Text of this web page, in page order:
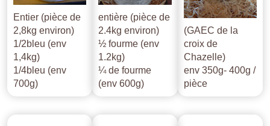
Entier (pièce de
2,8kg environ)
1/2bleu (env
1,4kg)
1/4bleu (env
700g)
entière (pièce de
2.4kg environ)
½ fourme (env
1.2kg)
¼ de fourme
(env 600g)
(GAEC de la
croix de
Chazelle)
env 350g- 400g /
pièce